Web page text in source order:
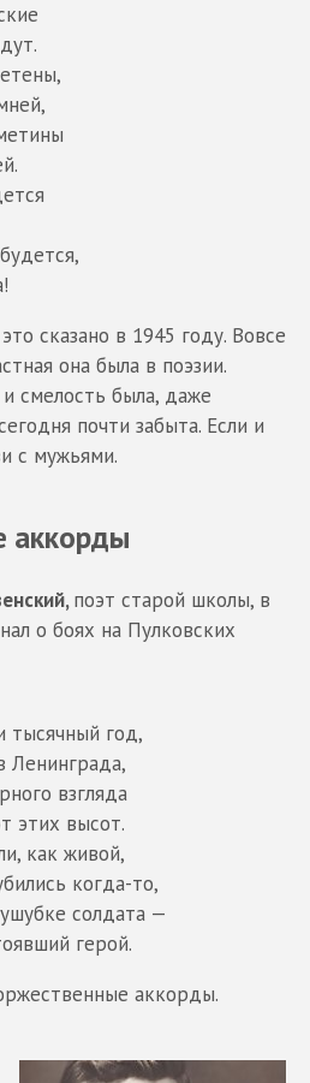
сказано в 1945 году. Вовсе
она была в поэзии.
смелость была, даже
почти забыта. Если и
с мужьями.
аккорды
поэт старой школы, в
о боях на Пулковских
год,
Ленинграда,
взгляда
этих высот.
как живой,
когда-то,
солдата —
герой.
аккорды.